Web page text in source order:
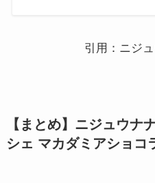
引用：ニジ
【まとめ】ニジュウ
シェ マカダミアショコ